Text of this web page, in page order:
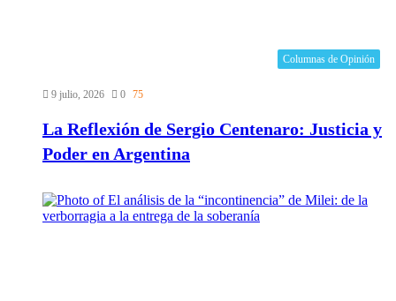
Columnas de Opinión
9 julio, 2026 0 75
La Reflexión de Sergio Centenaro: Justicia y
Poder en Argentina